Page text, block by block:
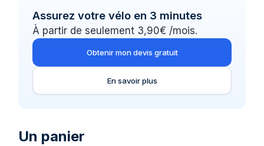
Assurez votre vélo en 3 minutes
À partir de seulement 3,90€ /mois.
Obtenir mon devis gratuit
En savoir plus
Un panier